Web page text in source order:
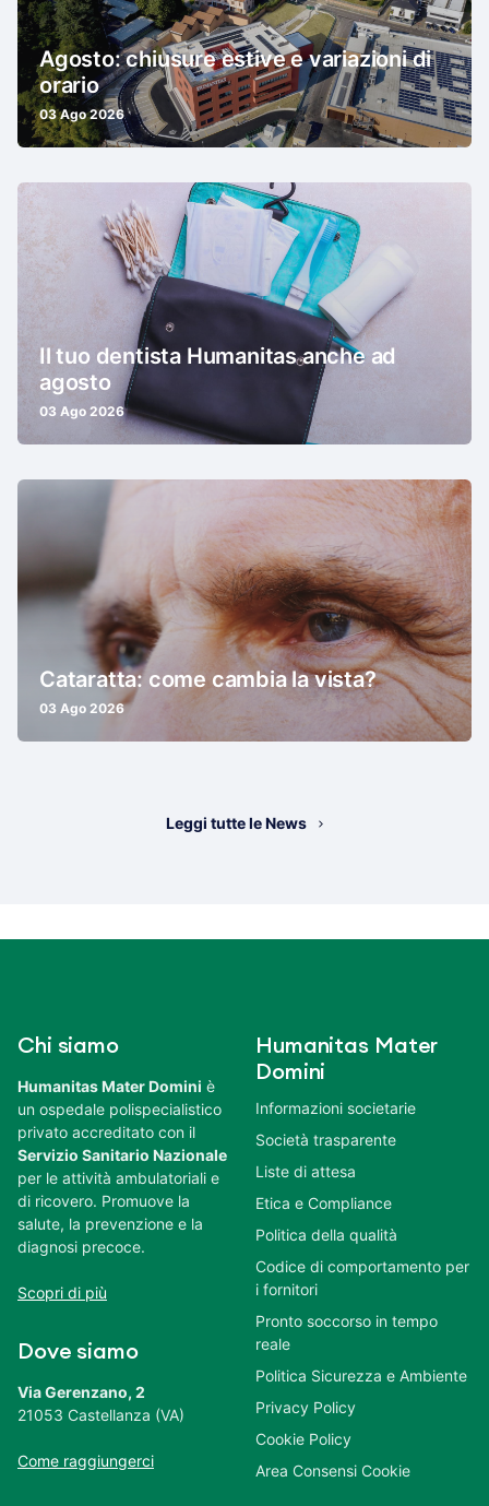
Agosto: chiusure estive e variazioni di
orario
03 Ago 2026
Il tuo dentista Humanitas anche ad
agosto
03 Ago 2026
Cataratta: come cambia la vista?
03 Ago 2026
Leggi tutte le News
Chi siamo
Humanitas Mater Domini è
un ospedale polispecialistico
privato accreditato con il
Servizio Sanitario Nazionale
per le attività ambulatoriali e
di ricovero. Promuove la
salute, la prevenzione e la
diagnosi precoce.
Scopri di più
Dove siamo
Via Gerenzano, 2
21053 Castellanza (VA)
Come raggiungerci
Humanitas Mater
Domini
Informazioni societarie
Società trasparente
Liste di attesa
Etica e Compliance
Politica della qualità
Codice di comportamento per
i fornitori
Pronto soccorso in tempo
reale
Politica Sicurezza e Ambiente
Privacy Policy
Cookie Policy
Area Consensi Cookie